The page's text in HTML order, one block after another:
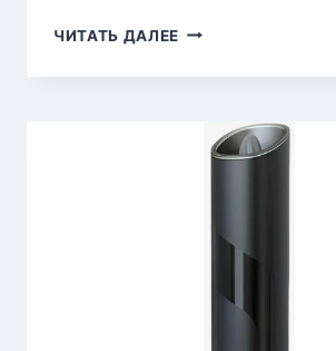
ЧИТАТЬ ДАЛЕЕ РЕЙТИНГ
ХОЛОДИЛЬНИКОВ
МОРОЗИЛЬНОЙ
КАМЕРОЙ